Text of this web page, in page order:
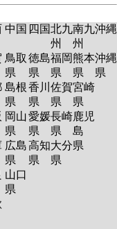
中国 四国北九
州
南九
州
沖縄
鳥取
県
島根
県
岡山
県
広島
県
山口
県
徳島
県
香川
県
愛媛
県
高知
県
福岡
県
佐賀
県
長崎
県
大分
県
熊本
県
宮崎
県
鹿児
島
県
沖縄
県